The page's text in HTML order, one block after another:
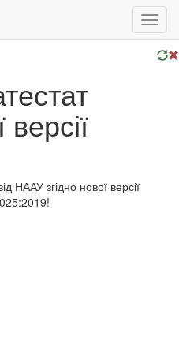
НААУ згідно нової версії